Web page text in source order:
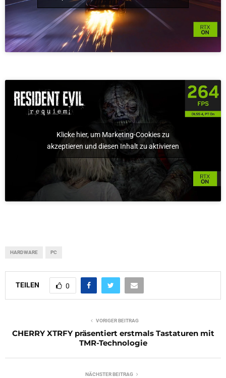
Klicke hier, um Marketing-Cookies zu
akzeptieren und diesen Inhalt zu aktivieren
HARDWARE PC
TEILEN 0
VORIGER BEITRAG
CHERRY XTRFY präsentiert erstmals Tastaturen mit
TMR-Technologie
NÄCHSTER BEITRAG